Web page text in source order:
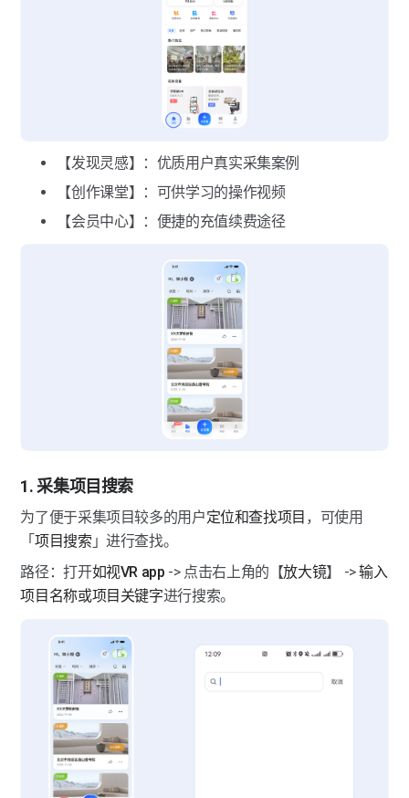
【发现灵感】：优质用户真实采集案例
【创作课堂】：可供学习的操作视频
【会员中心】：便捷的充值续费途径
1. 采集项目搜索
为了便于采集项目较多的用户定位和查找项目 ，可使用
「项目搜索 」进行查找。
路径：打开如视VR app -> 点击右上角的【放大镜】 -> 输入
项目名称或项目关键字进行搜索。